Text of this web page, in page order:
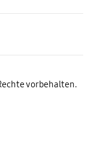
vorbehalten.